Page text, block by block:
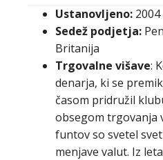
Ustanovljeno: 2004
Sedež podjetja:
Britanija
Trgovalne višave:
denarja, ki se
časom pridružil
obsegom trgovanja
funtov so svetel
menjave valut. Iz